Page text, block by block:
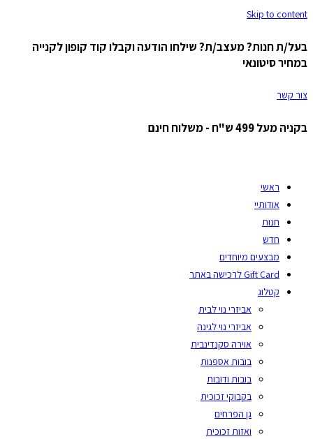
Skip to content
בעל/ת חנות? מעצב/ת? שילחו הודעה וקבלו קוד קופון לקנייה
במחיר סיטונאי
צור קשר
בקניה מעל 499 ש"ח - משלוח חינם
ראשי
אודותיי
חנות
חדש
מבצעים מיוחדים
Gift Card לרכישה באתר
קטלוג
אביזרי נוי לבית
אביזרי נוי לגינה
אוירה סקנדינבית
בובות אספנות
בובות ודובות
בקבוקי זכוכית
גן הפרחים
ואזות זכוכית